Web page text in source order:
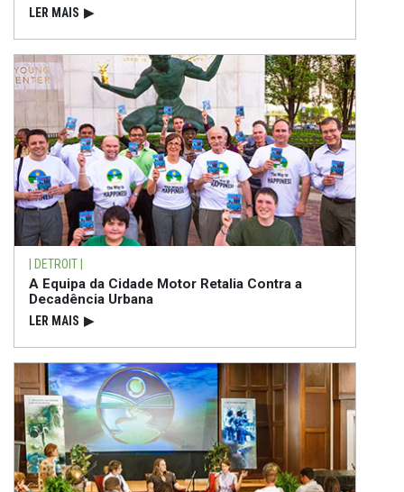
LER MAIS ▶
| DETROIT |
A Equipa da Cidade Motor Retalia Contra a
Decadência Urbana
LER MAIS ▶